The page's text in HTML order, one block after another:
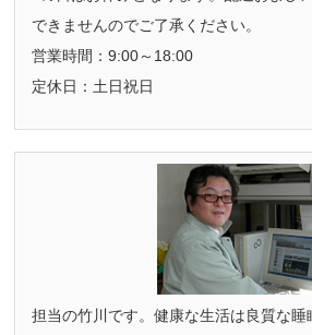
できませんのでご了承ください。
営業時間：9:00～18:00
定休日：土日祝日
担当の竹川です。健康な生活は良質な